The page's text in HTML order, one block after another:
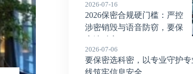
2026-07-16
2026保密合规硬门槛：严控
涉密销毁与语音防窃，要保
2026-07-06
要保密选科密，以专业守护
线筑牢信息安全